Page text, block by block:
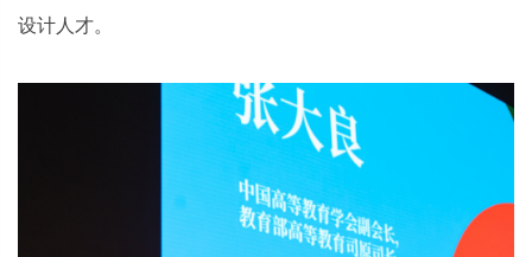
设计人才。